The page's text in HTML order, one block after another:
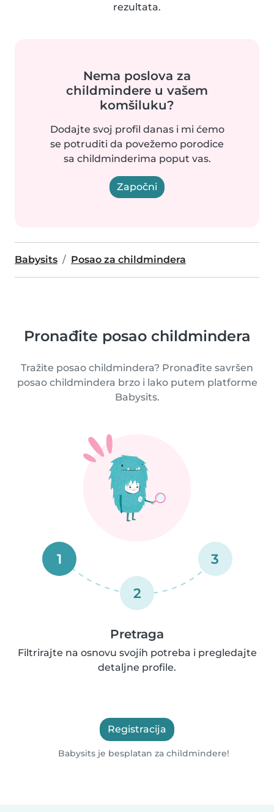
rezultata.
Nema poslova za
childmindere u vašem
komšiluku?
Dodajte svoj profil danas i mi ćemo
se potruditi da povežemo porodice
sa childminderima poput vas.
Započni
Babysits Posao za childmindera
Pronađite posao childmindera
Tražite posao childmindera? Pronađite savršen
posao childmindera brzo i lako putem platforme
Babysits.
1
2
3
Pretraga
Filtrirajte na osnovu svojih potreba i pregledajte
detaljne profile.
Registracija
Babysits je besplatan za childmindere!